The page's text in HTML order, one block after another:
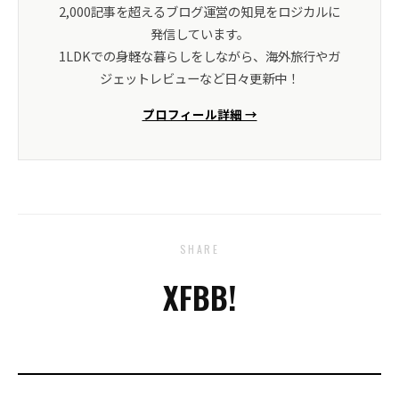
2,000記事を超えるブログ運営の知見をロジカルに
発信しています。
1LDKでの身軽な暮らしをしながら、海外旅行やガ
ジェットレビューなど日々更新中！
プロフィール詳細 →
SHARE
XFBB!